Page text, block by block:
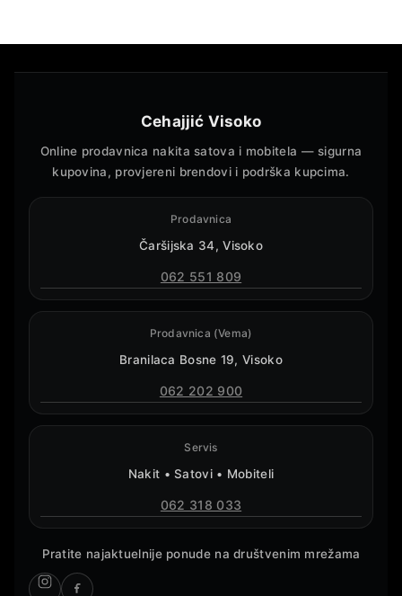
Cehajjić Visoko
Online prodavnica nakita satova i mobitela — sigurna
kupovina, provjereni brendovi i podrška kupcima.
Prodavnica
Čaršijska 34, Visoko
062 551 809
Prodavnica (Vema)
Branilaca Bosne 19, Visoko
062 202 900
Servis
Nakit • Satovi • Mobiteli
062 318 033
Pratite najaktuelnije ponude na društvenim mrežama